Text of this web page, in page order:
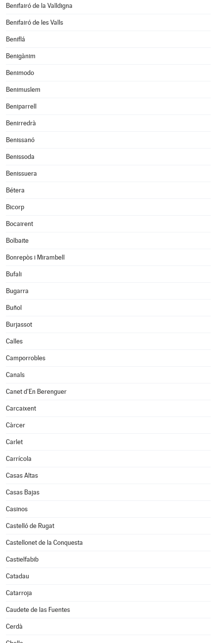
Benifairó de la Valldigna
Benifairó de les Valls
Beniflá
Benigànim
Benimodo
Benimuslem
Beniparrell
Benirredrà
Benissanó
Benissoda
Benissuera
Bétera
Bicorp
Bocairent
Bolbaite
Bonrepòs i Mirambell
Bufali
Bugarra
Buñol
Burjassot
Calles
Camporrobles
Canals
Canet d'En Berenguer
Carcaixent
Càrcer
Carlet
Carrícola
Casas Altas
Casas Bajas
Casinos
Castelló de Rugat
Castellonet de la Conquesta
Castielfabib
Catadau
Catarroja
Caudete de las Fuentes
Cerdà